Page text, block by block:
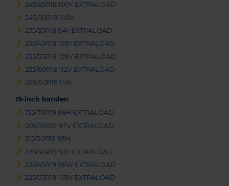
245/45R18 100Y EXTRALOAD
245/50R18 100V
255/35R18 94Y EXTRALOAD
255/45R18 103Y EXTRALOAD
255/55R18 109V EXTRALOAD
255/60R18 112V EXTRALOAD
265/60R18 114V
19-inch banden
155/70R19 88H EXTRALOAD
205/55R19 97V EXTRALOAD
215/50R19 93H
225/40R19 93Y EXTRALOAD
225/45R19 96W EXTRALOAD
225/55R19 103V EXTRALOAD